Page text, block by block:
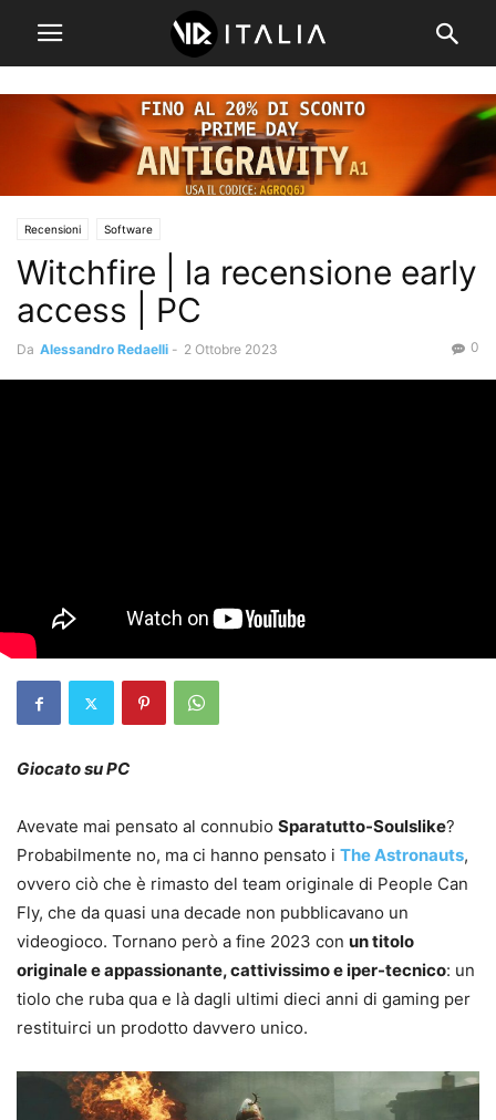
Recensioni Software
Witchfire | la recensione early
access | PC
Da Alessandro Redaelli - 2 Ottobre 2023 0
Giocato su PC
Avevate mai pensato al connubio Sparatutto-Soulslike?
Probabilmente no, ma ci hanno pensato i The Astronauts,
ovvero ciò che è rimasto del team originale di People Can
Fly, che da quasi una decade non pubblicavano un
videogioco. Tornano però a fine 2023 con un titolo
originale e appassionante, cattivissimo e iper-tecnico: un
tiolo che ruba qua e là dagli ultimi dieci anni di gaming per
restituirci un prodotto davvero unico.